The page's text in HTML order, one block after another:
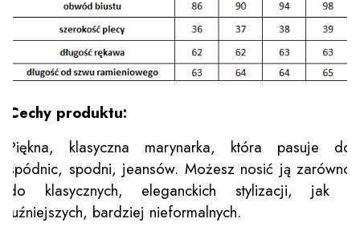
Cechy produktu:
Piękna, klasyczna marynarka, która pasuje do
spódnic, spodni, jeansów. Możesz nosić ją zarówno
do klasycznych, eleganckich stylizacji, jak i
luźniejszych, bardziej nieformalnych.